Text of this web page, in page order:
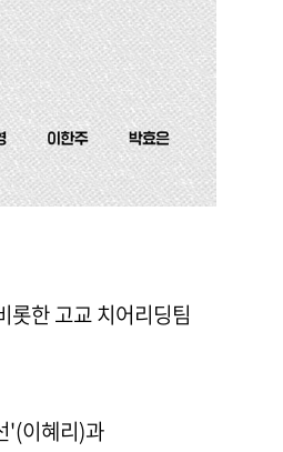
롯한 고교 치어리딩팀
'(이혜리)과